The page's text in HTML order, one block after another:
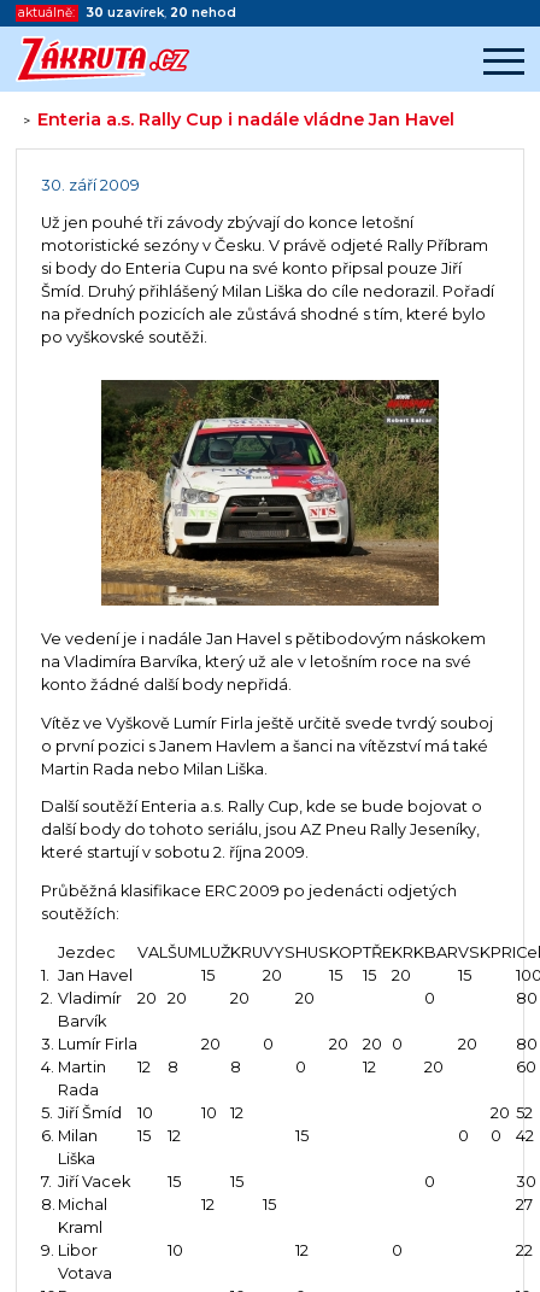
aktuálně: 30 uzavírek, 20 nehod
> Enteria a.s. Rally Cup i nadále vládne Jan Havel
Začátek reklamy
30. září 2009
Už jen pouhé tři závody zbývají do konce letošní
motoristické sezóny v Česku. V právě odjeté Rally Příbram
si body do Enteria Cupu na své konto připsal pouze Jiří
Šmíd. Druhý přihlášený Milan Liška do cíle nedorazil. Pořadí
na předních pozicích ale zůstává shodné s tím, které bylo
po vyškovské soutěži.
Ve vedení je i nadále Jan Havel s pětibodovým náskokem
na Vladimíra Barvíka, který už ale v letošním roce na své
konto žádné další body nepřidá.
Vítěz ve Vyškově Lumír Firla ještě určitě svede tvrdý souboj
o první pozici s Janem Havlem a šanci na vítězství má také
Martin Rada nebo Milan Liška.
Další soutěží Enteria a.s. Rally Cup, kde se bude bojovat o
další body do tohoto seriálu, jsou AZ Pneu Rally Jeseníky,
které startují v sobotu 2. října 2009.
Průběžná klasifikace ERC 2009 po jedenácti odjetých
soutěžích:
Jezdec VALŠUMLUŽKRUVYSHUSKOPTŘEKRKBARVSKPRI
1. Jan Havel 15 20 15 15 20 15
2. Vladimír
Barvík
20 20 20 20 0 80
3. Lumír Firla 20 0 20 20 0 20
80
4. Martin
Rada
12 8 8 0 12 20 60
5. Jiří Šmíd 10 10 12 20 52
6. Milan
Liška
15 12 15 0 0 42
7. Jiří Vacek 15 15 0
30
8. Michal
Kraml
12 15 27
9. Libor
Votava
10 12 0 22